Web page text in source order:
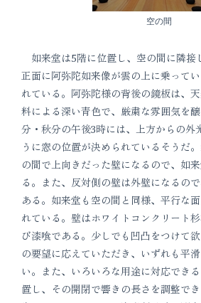
空の間
如来堂は5階に位置し、空の間に隣接
正面に阿弥陀如来像が雲の上に乗って
れている。阿弥陀様の背後の鏡板は、
料による深い青色で、厳粛な雰囲気を
分・秋分の午後3時には、上方からの外
うに窓の位置が決められているそうだ
の間で上向きだった壁になるので、如
る。また、反対側の壁は外壁になるの
ある。如来堂も空の間と同様、平行な
れている。壁はホワイトコンクリート
び漆喰である。少しでも凹凸をつけて
の要望に応えていただき、いずれも平
い。また、いろいろな用途に対応でき
置し、その開閉で響きの長さを調整で